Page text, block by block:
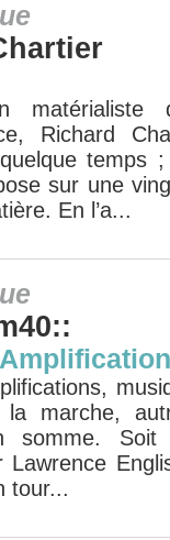
Richard
temps
sur une
En l’a...
la marche,
somme.
Lawrence
tour...